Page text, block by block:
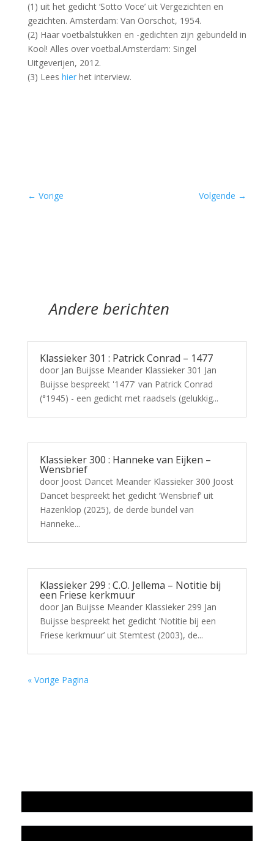
(1) uit het gedicht ‘Sotto Voce’ uit Vergezichten en
gezichten. Amsterdam: Van Oorschot, 1954.
(2) Haar voetbalstukken en -gedichten zijn gebundeld in
Kool! Alles over voetbal.Amsterdam: Singel
Uitgeverijen, 2012.
(3) Lees hierhet interview.
← Vorige Volgende →
Andere berichten
Klassieker 301 : Patrick Conrad – 1477
door Jan Buijsse Meander Klassieker 301 Jan
Buijsse bespreekt '1477' van Patrick Conrad
(°1945) - een gedicht met raadsels (gelukkig...
Klassieker 300 : Hanneke van Eijken –
Wensbrief
door Joost Dancet Meander Klassieker 300 Joost
Dancet bespreekt het gedicht ‘Wensbrief’ uit
Hazenklop (2025), de derde bundel van
Hanneke...
Klassieker 299 : C.O. Jellema – Notitie bij
een Friese kerkmuur
door Jan Buijsse Meander Klassieker 299 Jan
Buijsse bespreekt het gedicht ‘Notitie bij een
Friese kerkmuur’ uit Stemtest (2003), de...
« Vorige Pagina